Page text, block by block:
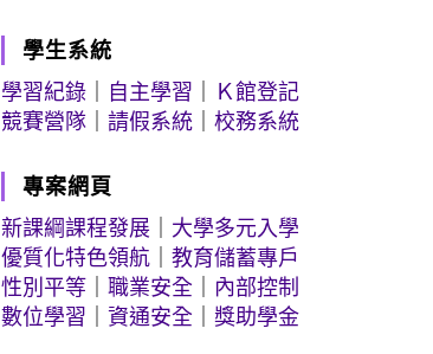
學生系統
學習紀錄
自主學習
Ｋ館登記
競賽營隊 ｜請假系統 ｜校務系統
專案網頁
新課綱課程發展
大學多元入學
優質化特色領航 ｜教育儲蓄專戶
性別平等 ｜職業安全
內部控制
數位學習 ｜資通安全 ｜獎助學金